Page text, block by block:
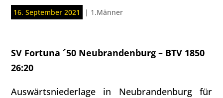
16. September 2021 | 1.Männer
SV Fortuna ´50 Neubrandenburg – BTV 1850
26:20
Auswärtsniederlage in Neubrandenburg für